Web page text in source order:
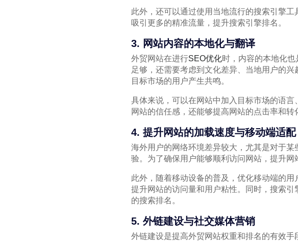
此外，还可以通过使用当地流行的搜索引擎
吸引更多的精准流量，提升搜索引擎排名。
3. 网站内容的本地化与翻译
外贸网站在进行SEO优化时，内容的本地化
足够，还需要考虑到文化差异、当地用户的
目标市场的用户产生共鸣。
具体来说，可以在网站中加入目标市场的语
网站的信任感，还能够提高网站的点击率和转
4. 提升网站的加载速度与移动端适配
海外用户的网络环境差异较大，尤其是对于
验。为了确保用户能够顺利访问网站，提升网
此外，随着移动设备的普及，优化移动端的
提升网站的访问量和用户粘性。同时，搜索
的搜索排名。
5. 外链建设与社交媒体营销
外链建设是提高外贸网站权重和排名的有效